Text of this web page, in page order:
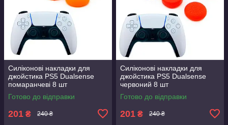
Силіконові накладки для
джойстика PS5 Dualsense
помаранчеві 8 шт
Готово до відправки
201 ₴ 240 ₴
Силіконові накладки для
джойстика PS5 Dualsense
червоний 8 шт
Готово до відправки
201 ₴ 240 ₴